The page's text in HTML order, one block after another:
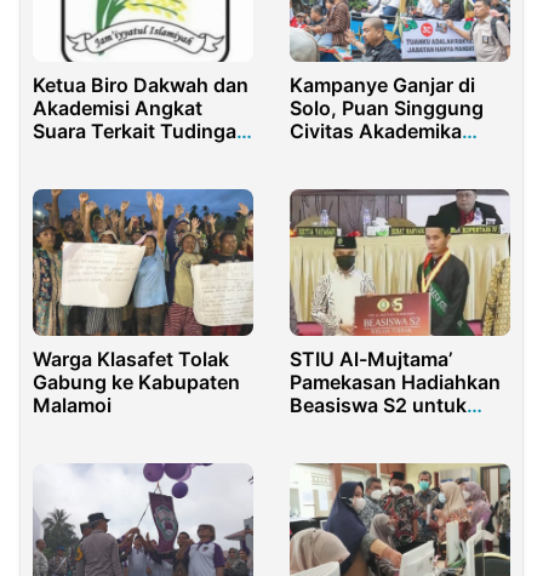
Ketua Biro Dakwah dan
Akademisi Angkat
Suara Terkait Tudingan
Kampanye Ganjar di
Solo, Puan Singgung
Civitas Akademika
Warga Klasafet Tolak
Gabung ke Kabupaten
Malamoi
STIU Al-Mujtama’
Pamekasan Hadiahkan
Beasiswa S2 untuk